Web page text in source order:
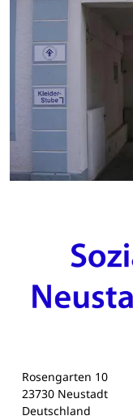
Rosengarten 10
23730 Neustadt
Deutschland